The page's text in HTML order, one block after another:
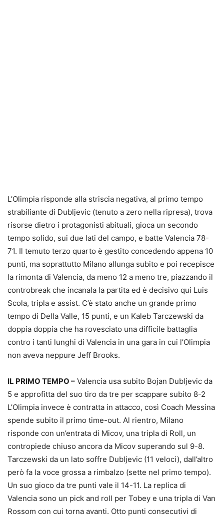
L’Olimpia risponde alla striscia negativa, al primo tempo
strabiliante di Dubljevic (tenuto a zero nella ripresa), trova
risorse dietro i protagonisti abituali, gioca un secondo
tempo solido, sui due lati del campo, e batte Valencia 78-
71. Il temuto terzo quarto è gestito concedendo appena 10
punti, ma soprattutto Milano allunga subito e poi recepisce
la rimonta di Valencia, da meno 12 a meno tre, piazzando il
controbreak che incanala la partita ed è decisivo qui Luis
Scola, tripla e assist. C’è stato anche un grande primo
tempo di Della Valle, 15 punti, e un Kaleb Tarczewski da
doppia doppia che ha rovesciato una difficile battaglia
contro i tanti lunghi di Valencia in una gara in cui l’Olimpia
non aveva neppure Jeff Brooks.
IL PRIMO TEMPO – Valencia usa subito Bojan Dubljevic da
5 e approfitta del suo tiro da tre per scappare subito 8-2
L’Olimpia invece è contratta in attacco, così Coach Messina
spende subito il primo time-out. Al rientro, Milano
risponde con un’entrata di Micov, una tripla di Roll, un
contropiede chiuso ancora da Micov superando sul 9-8.
Tarczewski da un lato soffre Dubljevic (11 veloci), dall’altro
però fa la voce grossa a rimbalzo (sette nel primo tempo).
Un suo gioco da tre punti vale il 14-11. La replica di
Valencia sono un pick and roll per Tobey e una tripla di Van
Rossom con cui torna avanti. Otto punti consecutivi di